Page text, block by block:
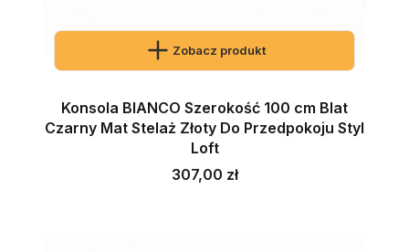
Zobacz produkt
Konsola BIANCO Szerokość 100 cm Blat
Czarny Mat Stelaż Złoty Do Przedpokoju Styl
Loft
Cena
307,00 zł